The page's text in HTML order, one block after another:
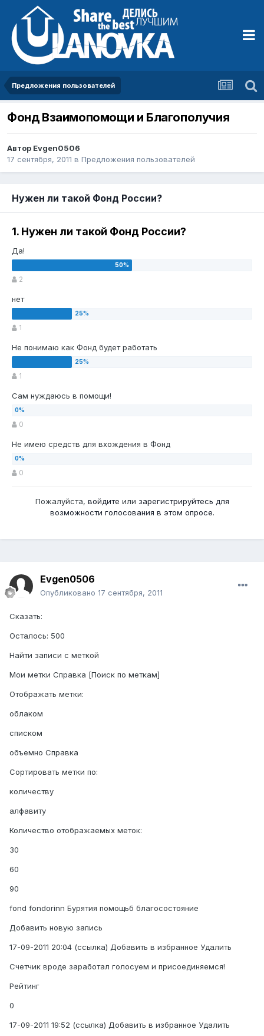
Предложения пользователей
Фонд Взаимопомощи и Благополучия
Автор Evgen0506
17 сентября, 2011 в Предложения пользователей
Нужен ли такой Фонд России?
1. Нужен ли такой Фонд России?
Да!
2
нет
1
Не понимаю как Фонд будет работать
1
Сам нуждаюсь в помощи!
0
Не имею средств для вхождения в Фонд
0
Пожалуйста, войдите или зарегистрируйтесь для
возможности голосования в этом опросе.
Evgen0506
Опубликовано 17 сентября, 2011
Сказать:
Осталось: 500
Найти записи с меткой
Мои метки Справка [Поиск по меткам]
Отображать метки:
облаком
списком
объемно Справка
Сортировать метки по:
количеству
алфавиту
Количество отображаемых меток:
30
60
90
fond fondorinn Бурятия помощьб благосостояние
Добавить новую запись
17-09-2011 20:04 (ссылка) Добавить в избранное Удалить
Счетчик вроде заработал голосуем и присоединяемся!
Рейтинг
0
17-09-2011 19:52 (ссылка) Добавить в избранное Удалить